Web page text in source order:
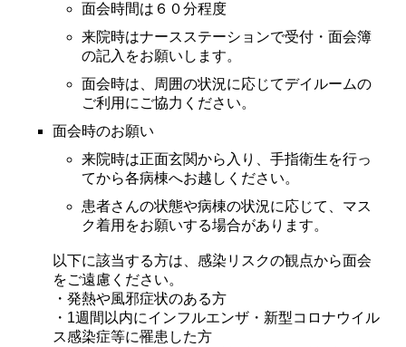
面会時間は６０分程度
来院時はナースステーションで受付・面会簿
の記入をお願いします。
面会時は、周囲の状況に応じてデイルームの
ご利用にご協力ください。
面会時のお願い
来院時は正面玄関から入り、手指衛生を行っ
てから各病棟へお越しください。
患者さんの状態や病棟の状況に応じて、マス
ク着用をお願いする場合があります。
以下に該当する方は、感染リスクの観点から面会
をご遠慮ください。
・発熱や風邪症状のある方
・1週間以内にインフルエンザ・新型コロナウイル
ス感染症等に罹患した方